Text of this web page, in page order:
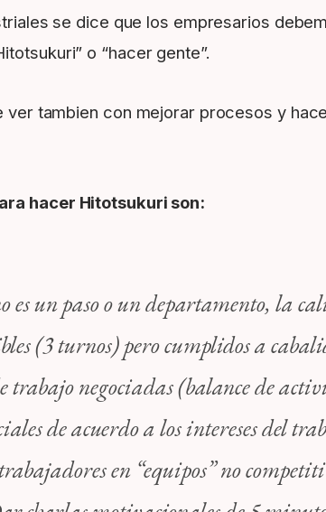
se dice que los empresarios
o “hacer gente”.
ver tambien con mejorar procesos y
hacer Hitotsukuri son:
un paso o un departamento, la
(3 turnos) pero cumplidos a
trabajo negociadas (balance de
de acuerdo a los intereses del
en “equipos” no